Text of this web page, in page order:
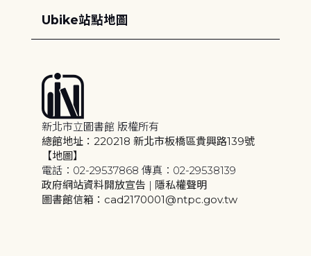
Ubike站點地圖
新北市立圖書館 版權所有
總館地址：220218 新北市板橋區貴興路139號
【地圖】
電話：02-29537868 傳真：02-29538139
政府網站資料開放宣告 | 隱私權聲明
圖書館信箱：cad2170001@ntpc.gov.tw